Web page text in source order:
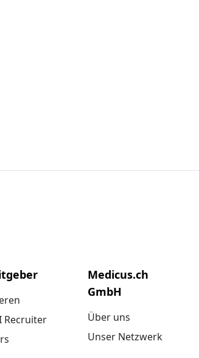
Recruiter
Medicus.ch
GmbH
Über uns
Unser Netzwerk